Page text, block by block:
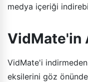
medya içeriği
VidMate'in
VidMate'i indirmeden
eksilerini göz